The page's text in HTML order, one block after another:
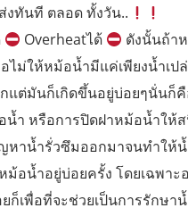
งทันที ตลอด ทั้งวัน..
Overheatได้
ดังนั้นถ้า
ไม่ให้หม้อน้ำมีแค่เพียงน้ำเป
แต่มันก็เกิดขึ้นอยู่บ่อยๆนั่นก็
หรือการปิดฝาหม้อน้ำให้ส
หาน้ำรั่วซึมออกมาจนทำให้
อน้ำอยู่บ่อยครั้ง โดยเฉพาะ
ก็เพื่อที่จะช่วยเป็นการรักษา